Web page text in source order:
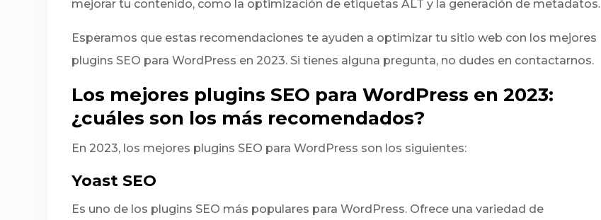
mejorar tu contenido, como la optimización de etiquetas ALT y la generación de metadatos.
Esperamos que estas recomendaciones te ayuden a optimizar tu sitio web con los mejores
plugins SEO para WordPress en 2023. Si tienes alguna pregunta, no dudes en contactarnos.
Los mejores plugins SEO para WordPress en 2023:
¿cuáles son los más recomendados?
En 2023, los mejores plugins SEO para WordPress son los siguientes:
Yoast SEO
Es uno de los plugins SEO más populares para WordPress. Ofrece una variedad de